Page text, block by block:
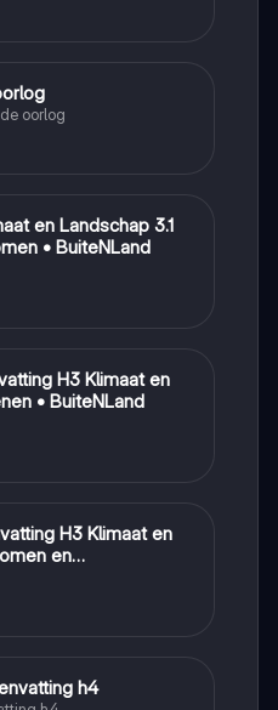
oorlog
en Landschap 3.1
• BuiteNLand
H3 Klimaat en
• BuiteNLand
H3 Klimaat en
en
h4